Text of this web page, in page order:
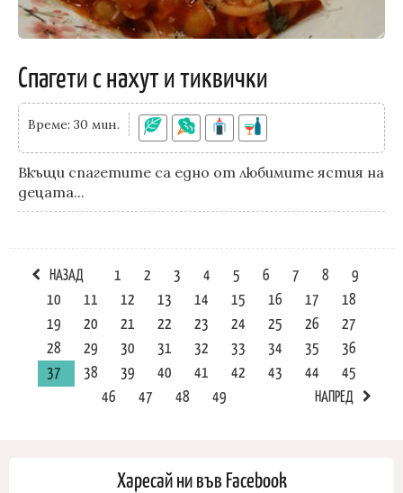
Спагети с нахут и тиквички
Време: 30 мин.
Вкъщи спагетите са едно от любимите ястия на
децата...
НАЗАД 1 2 3 4 5 6 7 8
9
10
11 12 13 14 15 16 17
18
19
20 21 22 23 24 25 26
27
28
29 30 31 32 33 34 35
36
37
38 39 40 41 42 43 44
45
46
47 48 49 НАПРЕД
Харесай ни във Facebook